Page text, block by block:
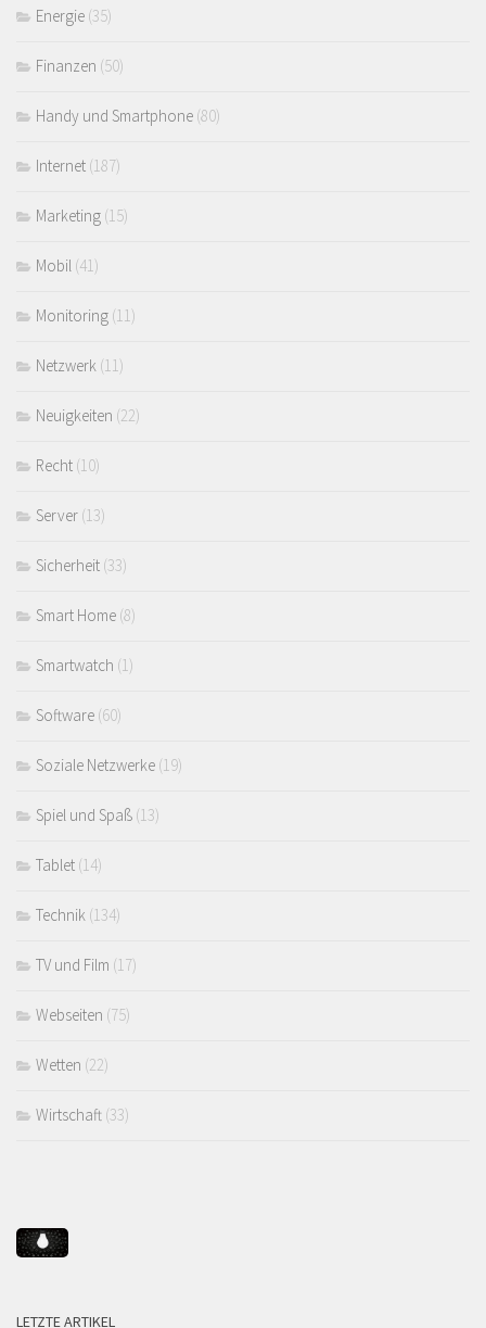
Energie (35)
Finanzen (50)
Handy und Smartphone (80)
Internet (187)
Marketing (15)
Mobil (41)
Monitoring (11)
Netzwerk (11)
Neuigkeiten (22)
Recht (10)
Server (13)
Sicherheit (33)
Smart Home (8)
Smartwatch (1)
Software (60)
Soziale Netzwerke (19)
Spiel und Spaß (13)
Tablet (14)
Technik (134)
TV und Film (17)
Webseiten (75)
Wetten (22)
Wirtschaft (33)
LETZTE ARTIKEL